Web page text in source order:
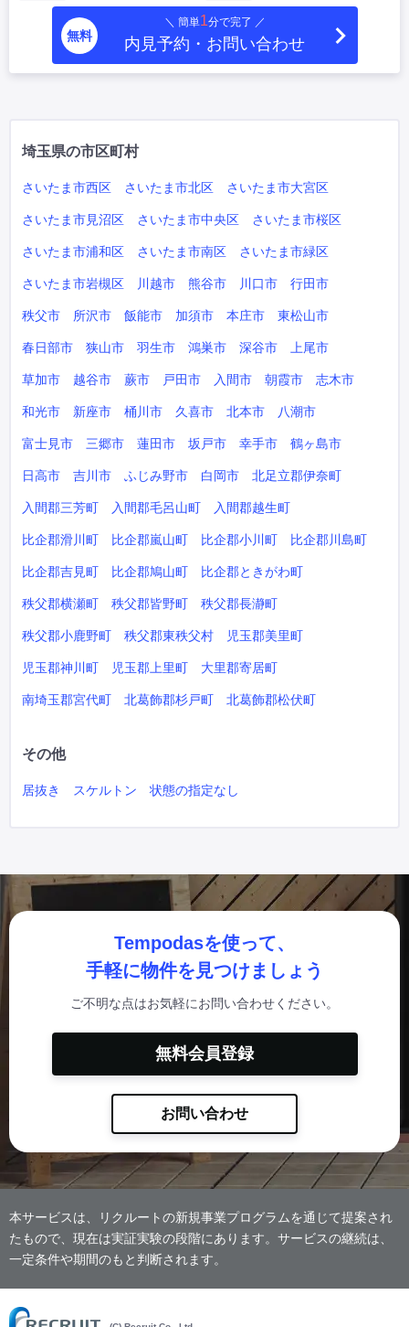
無料
＼ 簡単1分で完了 ／
内見予約・お問い合わせ
埼玉県の市区町村
さいたま市西区 さいたま市北区 さいたま市大宮区
さいたま市見沼区 さいたま市中央区 さいたま市桜区
さいたま市浦和区 さいたま市南区 さいたま市緑区
さいたま市岩槻区 川越市 熊谷市 川口市 行田市
秩父市 所沢市 飯能市 加須市 本庄市 東松山市
春日部市 狭山市 羽生市 鴻巣市 深谷市 上尾市
草加市 越谷市 蕨市 戸田市 入間市 朝霞市 志木市
和光市 新座市 桶川市 久喜市 北本市 八潮市
富士見市 三郷市 蓮田市 坂戸市 幸手市 鶴ヶ島市
日高市 吉川市 ふじみ野市 白岡市 北足立郡伊奈町
入間郡三芳町 入間郡毛呂山町 入間郡越生町
比企郡滑川町 比企郡嵐山町 比企郡小川町 比企郡川島町
比企郡吉見町 比企郡鳩山町 比企郡ときがわ町
秩父郡横瀬町 秩父郡皆野町 秩父郡長瀞町
秩父郡小鹿野町 秩父郡東秩父村 児玉郡美里町
児玉郡神川町 児玉郡上里町 大里郡寄居町
南埼玉郡宮代町 北葛飾郡杉戸町 北葛飾郡松伏町
その他
居抜き スケルトン 状態の指定なし
Tempodasを使って、
手軽に物件を見つけましょう
ご不明な点はお気軽にお問い合わせください。
無料会員登録
お問い合わせ
本サービスは、リクルートの新規事業プログラムを通じて提案され
たもので、現在は実証実験の段階にあります。サービスの継続は、
一定条件や期間のもと判断されます。